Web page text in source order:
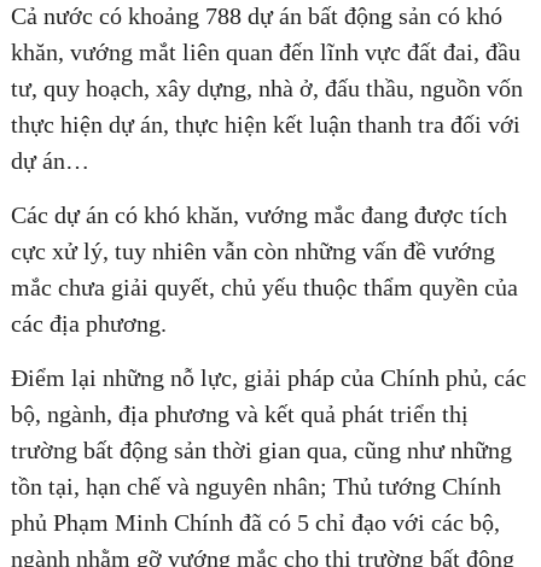
Cả nước có khoảng 788 dự án bất động sản có khó
khăn, vướng mắt liên quan đến lĩnh vực đất đai, đầu
tư, quy hoạch, xây dựng, nhà ở, đấu thầu, nguồn vốn
thực hiện dự án, thực hiện kết luận thanh tra đối với
dự án…
Các dự án có khó khăn, vướng mắc đang được tích
cực xử lý, tuy nhiên vẫn còn những vấn đề vướng
mắc chưa giải quyết, chủ yếu thuộc thẩm quyền của
các địa phương.
Điểm lại những nỗ lực, giải pháp của Chính phủ, các
bộ, ngành, địa phương và kết quả phát triển thị
trường bất động sản thời gian qua, cũng như những
tồn tại, hạn chế và nguyên nhân; Thủ tướng Chính
phủ Phạm Minh Chính đã có 5 chỉ đạo với các bộ,
ngành nhằm gỡ vướng mắc cho thị trường bất động